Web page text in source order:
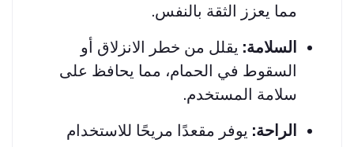
مما يعزز الثقة بالنفس.
السلامة: يقلل من خطر الانزلاق أو
السقوط في الحمام، مما يحافظ على
سلامة المستخدم.
الراحة: يوفر مقعدًا مريحًا للاستخدام